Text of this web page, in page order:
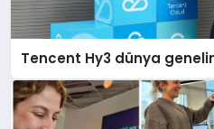
Tencent Hy3 dünya